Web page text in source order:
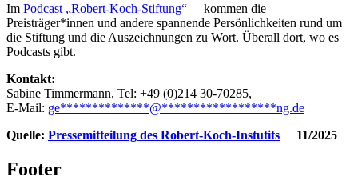
Im Podcast „Robert-Koch-Stiftung“
kommen die
Preisträger*innen und andere spannende Persönlichkeiten rund um
die Stiftung und die Auszeichnungen zu Wort. Überall dort, wo es
Podcasts gibt.
Kontakt:
Sabine Timmermann, Tel: +49 (0)214 30-70285,
E-Mail: ge**************@******************ng.de
Quelle: Pressemitteilung des Robert-Koch-Instutits 11/2025
Footer